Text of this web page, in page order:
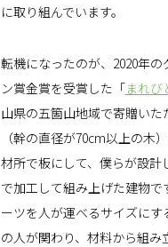
に取り組んでいます。
転機になったのが、2020年の
ン賞金賞を受賞した「まれび
山県の五箇山地域で寄贈いた
（幹の直径が70cm以上の木
材所で板にして、僕らが設計
で加工して組み上げた建物で
ーツを人が運べるサイズにす
の人が関わり、材料から組み